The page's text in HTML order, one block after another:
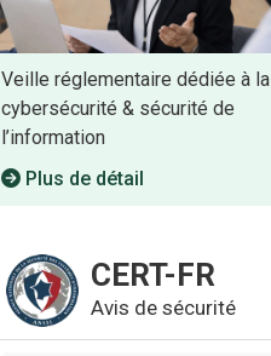
Veille réglementaire dédiée à la
cybersécurité & sécurité de
l’information
Plus de détail
CERT-FR
Avis de sécurité